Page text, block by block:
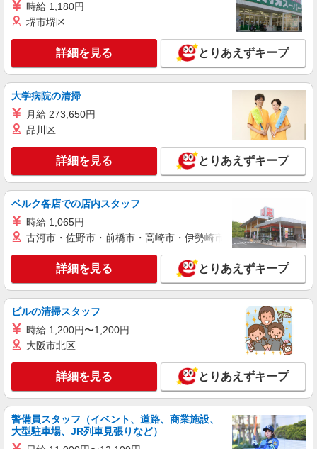
株式会社HITOWA フードサービスカンパニー
（本社） （東京都港区港南二丁目15番3号 品川
インターシティC棟）
キープ 詳細を見る
パート 職業紹介
日本生命保険相互会社
生命保険会社の一般事務
時給 1,270円＋交通費（規程あり）
東京都港区芝4-1-23 三田NNビル ただし、本
人の通勤可能な範囲内で就業場所の変更を行うこ
とがあります
キープ 詳細を見る
アルバイト パート 職業紹介
株式会社フルキャスト東京支社/EA0401G-10M
カンタン軽作業スタッフ（仕分け・シール貼り
など）
時給1600円〜1800円（22:00〜翌5:00の深夜手
当で時給UP） ※給与幅は経験・能力による
キープ 詳細を見る
平野クレーン工業株式会社
【一般事務職】
時給 1,180円
堺市堺区
詳細を見る とりあえずキープ
大学病院の清掃
月給 273,650円
品川区
詳細を見る とりあえずキープ
ベルク各店での店内スタッフ
時給 1,065円
古河市・佐野市・前橋市・高崎市・伊勢崎市・太田市・館林市
詳細を見る とりあえずキープ
ビルの清掃スタッフ
時給 1,200円〜1,200円
大阪市北区
詳細を見る とりあえずキープ
警備員スタッフ（イベント、道路、商業施設、
大型駐車場、JR列車見張りなど）